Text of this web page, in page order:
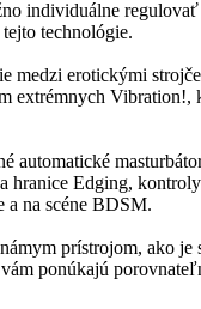
individuálne
technológie.
medzi erotickými
extrémnych
automatické
hranice Edging,
a na scéne BDSM.
prístrojom, ako je
ponúkajú